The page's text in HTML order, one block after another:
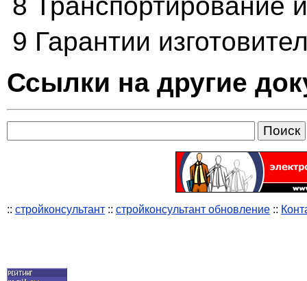
8 Транспортирование
9 Гарантии
Ссылки на другие
:: стройконсультант :: стройконсультант обновление ::